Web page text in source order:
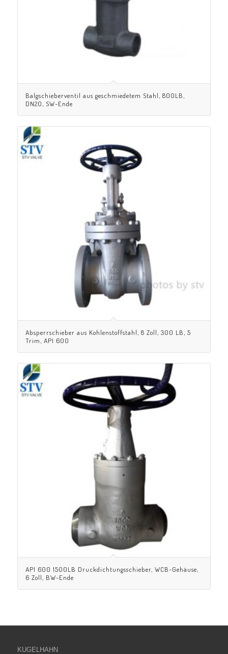
Balgschieberventil aus geschmiedetem Stahl, 800LB,
DN20, SW-Ende
Absperrschieber aus Kohlenstoffstahl, 8 Zoll, 300 LB, 5
Trim, API 600
API 600 1500LB Druckdichtungsschieber, WCB-Gehäuse,
6 Zoll, BW-Ende
KUGELHAHN